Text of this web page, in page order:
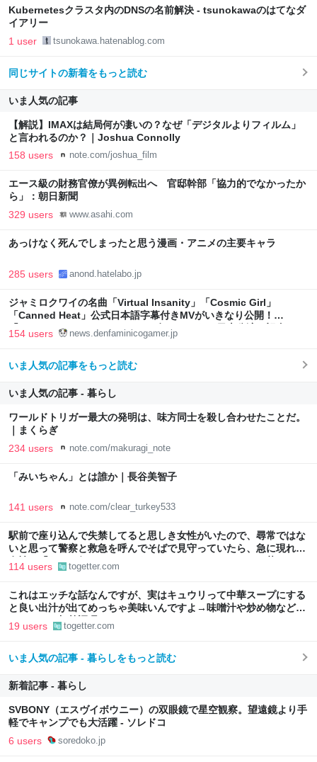
Kubernetesクラスタ内のDNSの名前解決 - tsunokawaのはてなダ
イアリー
1 user tsunokawa.hatenablog.com
同じサイトの新着をもっと読む
いま人気の記事
【解説】IMAXは結局何が凄いの？なぜ「デジタルよりフィルム」
と言われるのか？｜Joshua Connolly
158 users note.com/joshua_film
エース級の財務官僚が異例転出へ 官邸幹部「協力的でなかったか
ら」：朝日新聞
329 users www.asahi.com
あっけなく死んでしまったと思う漫画・アニメの主要キャラ
285 users anond.hatelabo.jp
ジャミロクワイの名曲「Virtual Insanity」「Cosmic Girl」
「Canned Heat」公式日本語字幕付きMVがいきなり公開！
「SUMMER SONIC 2026」での9年ぶりとなる日本公演を記念して
154 users news.denfaminicogamer.jp
いま人気の記事をもっと読む
いま人気の記事 - 暮らし
ワールドトリガー最大の発明は、味方同士を殺し合わせたことだ。
｜まくらぎ
234 users note.com/makuragi_note
「みいちゃん」とは誰か｜長谷美智子
141 users note.com/clear_turkey533
駅前で座り込んで失禁してると思しき女性がいたので、尋常ではな
いと思って警察と救急を呼んでそばで見守っていたら、急に現れた
女性に「あなた何してるんですか！？」とスマホをはたき落とされ
114 users togetter.com
これはエッチな話なんですが、実はキュウリって中華スープにする
と良い出汁が出てめっちゃ美味いんですよ→味噌汁や炒め物など、
キュウリの加熱調理はいろいろある
19 users togetter.com
いま人気の記事 - 暮らしをもっと読む
新着記事 - 暮らし
SVBONY（エスヴイボウニー）の双眼鏡で星空観察。望遠鏡より手
軽でキャンプでも大活躍 - ソレドコ
6 users soredoko.jp